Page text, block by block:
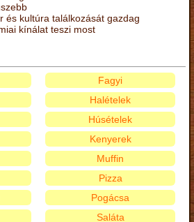
és kultúra találkozását gazdag
kínálat teszi most
Fagyi
Halételek
Húsételek
Kenyerek
Muffin
Pizza
Pogácsa
Saláta